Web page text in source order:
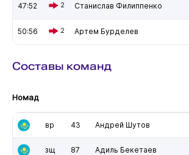
47:52 2 Станислав Филиппенко
50:56 2 Артем Бурделев
Составы команд
Номад
вр 43 Андрей Шутов
зщ 87 Адиль Бекетаев